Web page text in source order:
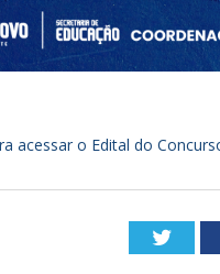
acessar o Edital do